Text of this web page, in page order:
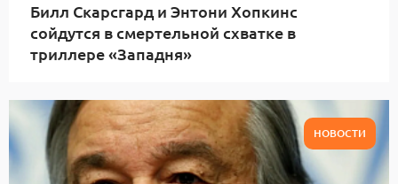
Билл Скарсгард и Энтони Хопкинс
сойдутся в смертельной схватке в
триллере «Западня»
НОВОСТИ